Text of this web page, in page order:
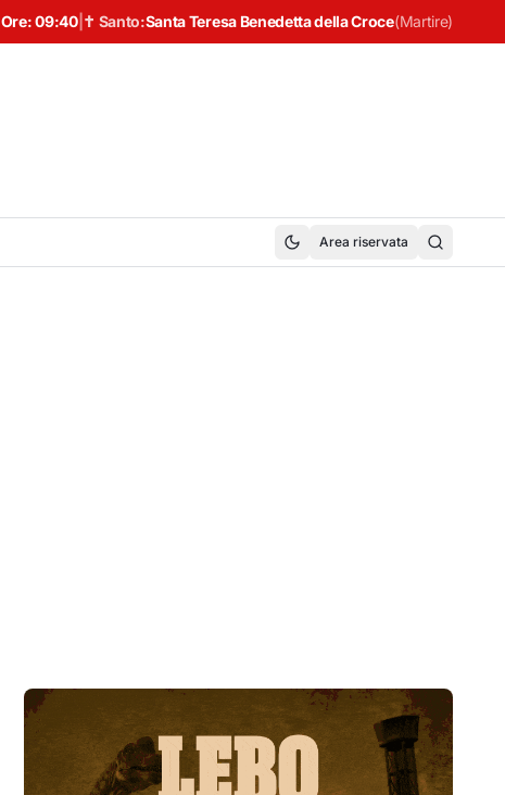
Ore:09:40| ✝ Santo:Santa Teresa Benedetta della Croce(Martire)
Area riservata